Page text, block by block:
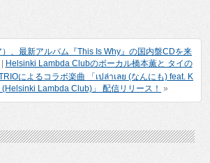
、最新アルバム『This Is Why』の国内盤CDを来
Helsinki Lambda Clubのボーカル橋本薫と タイの
によるコラボ楽曲 「เปล่าเลย (なんにも) feat. K
Lambda Club)」 配信リリース！ »